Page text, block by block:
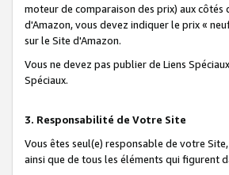
moteur de comparaison des prix) aux
d'Amazon, vous devez indiquer le prix «
sur le Site d'Amazon.
Vous ne devez pas publier de Liens
Spéciaux.
3. Responsabilité de Votre Site
Vous êtes seul(e) responsable de votre
ainsi que de tous les éléments qui figurent